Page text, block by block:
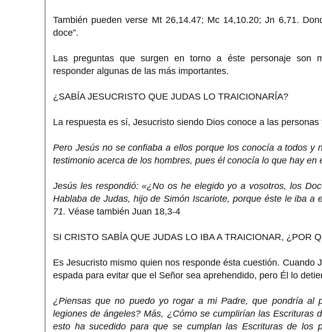
También pueden verse Mt 26,14.47; Mc 14,10.20; Jn 6,71.
doce”.
Las preguntas que surgen en torno a éste personaje son
responder algunas de las más importantes.
¿SABÍA JESUCRISTO QUE JUDAS LO TRAICIONARÍA?
La respuesta es sí, Jesucristo siendo Dios conoce a las
Pero Jesús no se confiaba a ellos porque los conocía a todos y
testimonio acerca de los hombres, pues él conocía lo que hay en
Jesús les respondió: «¿No os he elegido yo a vosotros, los
Hablaba de Judas, hijo de Simón Iscariote, porque éste le iba a
71. Véase también Juan 18,3-4
SI CRISTO SABÍA QUE JUDAS LO IBA A TRAICIONAR, ¿POR
Es Jesucristo mismo quien nos responde ésta cuestión. Cuando
espada para evitar que el Señor sea aprehendido, pero Él lo
¿Piensas que no puedo yo rogar a mi Padre, que pondría al
legiones de ángeles? Más, ¿Cómo se cumplirían las Escrituras
esto ha sucedido para que se cumplan las Escrituras de los